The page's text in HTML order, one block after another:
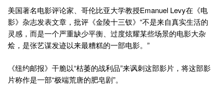
美国著名电影评论家、哥伦比亚大学教授Emanuel Levy在《电
影》杂志发表文章，批评《金陵十三钗》“不是来自真实生活的
灵感，而是一个严重缺少平衡、过度炫耀某些场景的电影大杂
烩，是张艺谋发迹以来最糟糕的一部电影。”
《纽约邮报》干脆以“枯萎的战利品”来讽刺这部影片，将这部影
片称作是一部“极端荒唐的肥皂剧”。